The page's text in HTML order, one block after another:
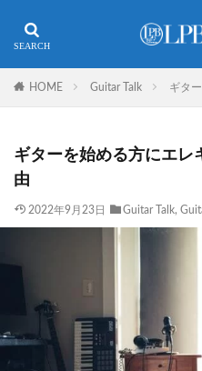
HOME Guitar Talk ギタ
ギターを始める方にエレ
由
2022年9月23日 Guitar Talk,